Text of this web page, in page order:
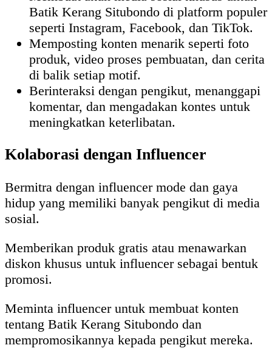
Batik Kerang Situbondo di platform populer
seperti Instagram, Facebook, dan TikTok.
Memposting konten menarik seperti foto
produk, video proses pembuatan, dan cerita
di balik setiap motif.
Berinteraksi dengan pengikut, menanggapi
komentar, dan mengadakan kontes untuk
meningkatkan keterlibatan.
Kolaborasi dengan Influencer
Bermitra dengan influencer mode dan gaya
hidup yang memiliki banyak pengikut di media
sosial.
Memberikan produk gratis atau menawarkan
diskon khusus untuk influencer sebagai bentuk
promosi.
Meminta influencer untuk membuat konten
tentang Batik Kerang Situbondo dan
mempromosikannya kepada pengikut mereka.